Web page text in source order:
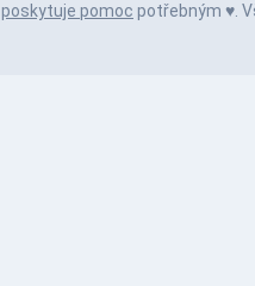
poskytuje pomoc potřebným ♥️.